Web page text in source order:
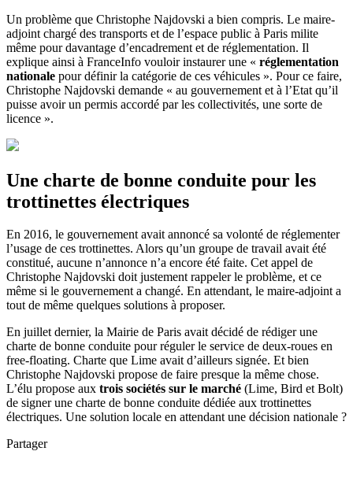
Un problème que Christophe Najdovski a bien compris. Le maire-
adjoint chargé des transports et de l’espace public à Paris milite
même pour davantage d’encadrement et de réglementation. Il
explique ainsi à FranceInfo vouloir instaurer une « réglementation
nationale pour définir la catégorie de ces véhicules ». Pour ce faire,
Christophe Najdovski demande « au gouvernement et à l’Etat qu’il
puisse avoir un permis accordé par les collectivités, une sorte de
licence ».
Une charte de bonne conduite pour les
trottinettes électriques
En 2016, le gouvernement avait annoncé sa volonté de réglementer
l’usage de ces trottinettes. Alors qu’un groupe de travail avait été
constitué, aucune n’annonce n’a encore été faite. Cet appel de
Christophe Najdovski doit justement rappeler le problème, et ce
même si le gouvernement a changé. En attendant, le maire-adjoint a
tout de même quelques solutions à proposer.
En juillet dernier, la Mairie de Paris avait décidé de rédiger une
charte de bonne conduite pour réguler le service de deux-roues en
free-floating. Charte que Lime avait d’ailleurs signée. Et bien
Christophe Najdovski propose de faire presque la même chose.
L’élu propose aux trois sociétés sur le marché (Lime, Bird et Bolt)
de signer une charte de bonne conduite dédiée aux trottinettes
électriques. Une solution locale en attendant une décision nationale ?
Partager